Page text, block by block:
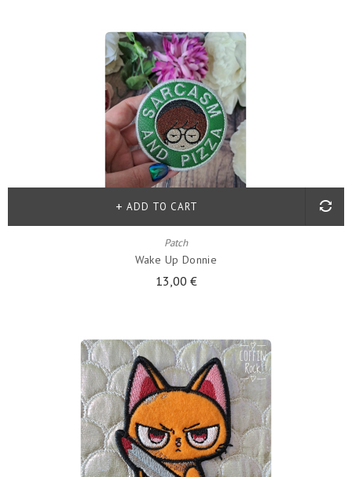
Patch
Wake Up Donnie
13,00 €
ADD TO CART